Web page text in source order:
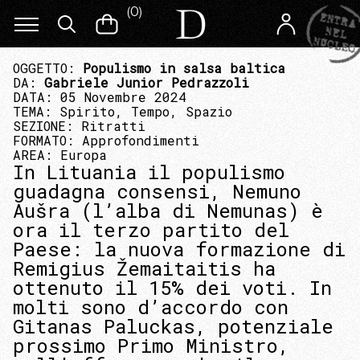
(0)
OGGETTO: Populismo in salsa baltica
DA: Gabriele Junior Pedrazzoli
DATA: 05 Novembre 2024
TEMA: Spirito, Tempo, Spazio
SEZIONE: Ritratti
FORMATO: Approfondimenti
AREA: Europa
In Lituania il populismo
guadagna consensi, Nemuno
Aušra (l’alba di Nemunas) è
ora il terzo partito del
Paese: la nuova formazione di
Remigius Žemaitaitis ha
ottenuto il 15% dei voti. In
molti sono d’accordo con
Gitanas Paluckas, potenziale
prossimo Primo Ministro,